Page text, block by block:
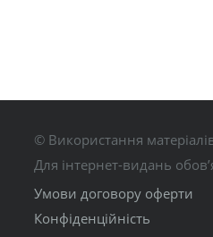
© Використання
Для інтернет-видань
Умови договору оферти
Конфіденційність